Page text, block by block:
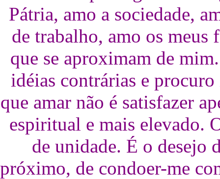
Pátria, amo a sociedade,
de trabalho, amo os meus
que se aproximam de
idéias contrárias e
que amar não é satisfazer
espiritual e mais elevado.
de unidade. É o desejo
próximo, de condoer-me